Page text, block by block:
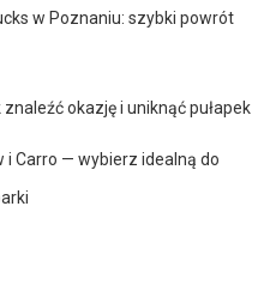
w Poznaniu: szybki powrót
okazję i uniknąć pułapek
i Carro — wybierz idealną do